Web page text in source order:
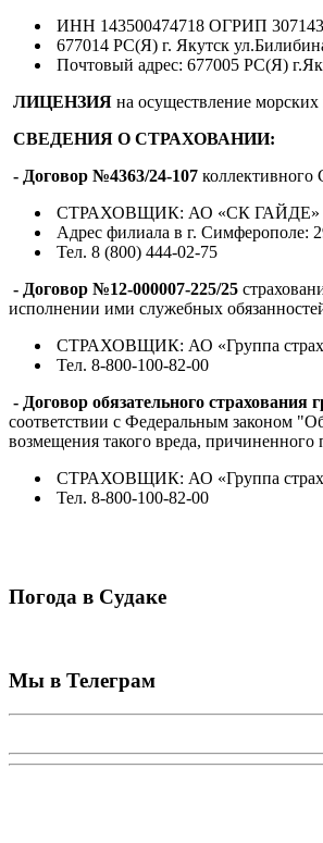
ИНН 143500474718 ОГРИП
677014 РС(Я) г. Якутск
Почтовый адрес: 677005 РС(Я)
ЛИЦЕНЗИЯ на осуществление
СВЕДЕНИЯ О СТРАХОВАНИИ:
- Договор №4363/24-107
СТРАХОВЩИК: АО «СК ГАЙДЕ»
Адрес филиала в г. Симферополе:
Тел. 8 (800) 444-02-75
- Договор №12-000007-225/25
исполнении ими служебных
СТРАХОВЩИК: АО «Группа
Тел. 8-800-100-82-00
- Договор обязательного страхования
соответствии с Федеральным законом
возмещения такого вреда,
СТРАХОВЩИК: АО «Группа
Тел. 8-800-100-82-00
Погода в Судаке
Мы в Телеграм